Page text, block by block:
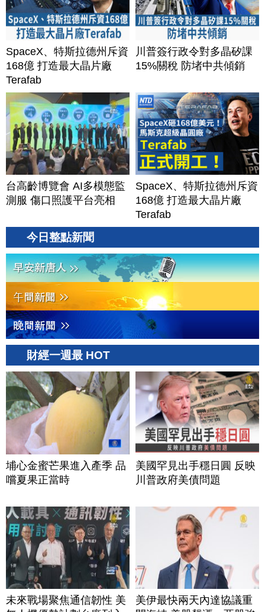
SpaceX、特斯拉德州斥資
168億 打造最大晶片廠
Terafab
川普簽行政令對多晶矽課
15%關稅 防堵中共傾銷
台高齡博覽會 AI多模態監
測服 傷口照護平台亮相
SpaceX、特斯拉德州斥資
168億 打造最大晶片廠
Terafab
今日整點新聞
財經一週最 HOT
埔心金蜜芒果進入產季 品
嚐夏果正當時
美國罕見出手穩日圓 反映
川普政府美債問題
未來戰場聚焦通信韌性 美
美伊最快兩天內達協議重